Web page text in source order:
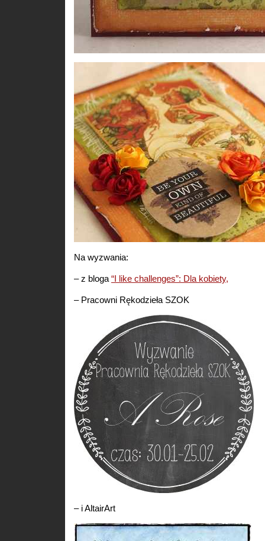
Na wyzwania:
– z bloga “I like challenges”: Dla kobiety,
– Pracowni Rękodzieła SZOK
– i AltairArt